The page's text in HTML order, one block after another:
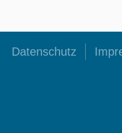
Datenschutz